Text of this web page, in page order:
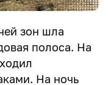
зон шла
полоса. На
На ночь